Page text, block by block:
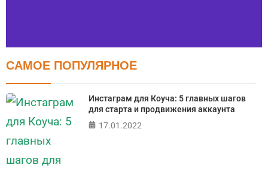
Тест FERMI
в 5 главных сферах
САМОЕ ПОПУЛЯРНОЕ
Инстаграм для Коуча: 5 главных шагов
для старта и продвижения аккаунта
17.01.2022